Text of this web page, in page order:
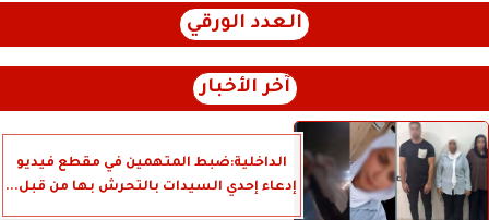
العدد الورقي
آخر الأخبار
الداخلية:ضبط المتهمين في مقطع فيديو
إدعاء إحدي السيدات بالتحرش بها من قبل...